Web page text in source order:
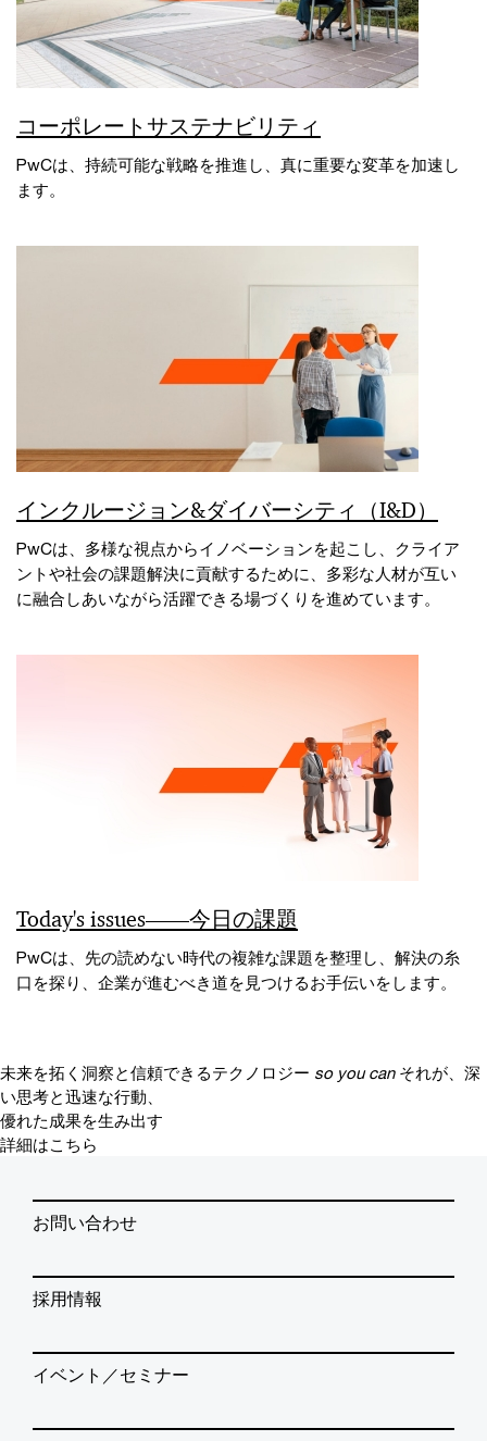
コーポレートサステナビリティ
PwCは、持続可能な戦略を推進し、真に重要な変革を加速し
ます。
インクルージョン&ダイバーシティ（I&D）
PwCは、多様な視点からイノベーションを起こし、クライア
ントや社会の課題解決に貢献するために、多彩な人材が互い
に融合しあいながら活躍できる場づくりを進めています。
Today's issues――今日の課題
PwCは、先の読めない時代の複雑な課題を整理し、解決の糸
口を探り、企業が進むべき道を見つけるお手伝いをします。
未来を拓く洞察と信頼できるテクノロジー so you can それが、深
い思考と迅速な行動、
優れた成果を生み出す
詳細はこちら
お問い合わせ
採用情報
イベント／セミナー